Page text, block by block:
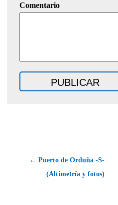
Comentario
← Puerto de Orduña -S-
(Altimetría y fotos)